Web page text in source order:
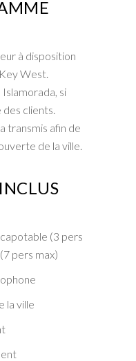
à disposition
West.
si
des clients.
transmis afin de
de la ville.
(3 pers
pers max)
la ville